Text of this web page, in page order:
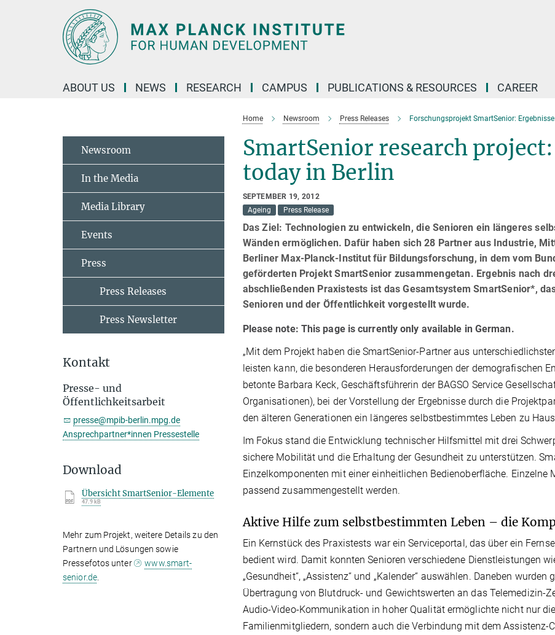
ABOUT US NEWS RESEARCH CAMPUS PUBLICATIONS & RESOURCES CAREER
Home Newsroom Press Releases Forschungsprojekt SmartSenior:
SmartSenior research
today in Berlin
SEPTEMBER 19, 2012
Ageing
Press Release
Das Ziel: Technologien zu entwickeln, die Senioren ein längeres
Wänden ermöglichen. Dafür haben sich 28 Partner aus Industrie,
Berliner Max-Planck-Institut für Bildungsforschung, in dem vom
geförderten Projekt SmartSenior zusammengetan. Ergebnis nach
abschließenden Praxistests ist das Gesamtsystem SmartSenior*,
Senioren und der Öffentlichkeit vorgestellt wurde.
Please note: This page is currently only available in German.
„Mit dem Projekt haben die SmartSenior-Partner aus
leisten kann, die besonderen Herausforderungen der demografischen
betonte Barbara Keck, Geschäftsführerin der BAGSO Service
Organisationen), bei der Vorstellung der Ergebnisse durch die
den älteren Generationen ein längeres selbstbestimmtes Leben zu
Im Fokus stand die Entwicklung technischer Hilfsmittel mit drei
sichere Mobilität und die Erhaltung der Gesundheit zu unterstützen.
Einzelkomponenten mit einer einheitlichen Bedienoberfläche.
passend zusammengestellt werden.
Aktive Hilfe zum selbstbestimmten Leben – die
Ein Kernstück des Praxistests war ein Serviceportal, das über ein
bedient wird. Damit konnten Senioren verschiedene Dienstleistungen
„Gesundheit“, „Assistenz“ und „Kalender“ auswählen. Daneben
Übertragung von Blutdruck- und Gewichtswerten an das Telemedizin-
Audio-Video-Kommunikation in hoher Qualität ermöglichte nicht nur
Familienmitgliedern, sondern auch die Verbindung mit dem Assistenz-
Newsroom
In the Media
Media Library
Events
Press
Press Releases
Press Newsletter
Kontakt
Presse- und
Öffentlichkeitsarbeit
presse@mpib-berlin.mpg.de
Ansprechpartner*innen Pressestelle
Download
Übersicht SmartSenior-Elemente
47.9 kB
Mehr zum Projekt, weitere Details zu den
Partnern und Lösungen sowie
Pressefotos unter
www.smart-
senior.de.